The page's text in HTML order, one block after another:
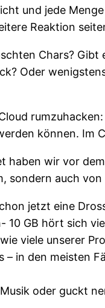
und jede
Reaktion
Chars?
Oder
können. Im
haben wir vor
sondern auch
jetzt eine
10 GB hört sich
viele unserer
– in den meisten
oder guckt